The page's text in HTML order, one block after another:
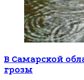
В Самарской
грозы